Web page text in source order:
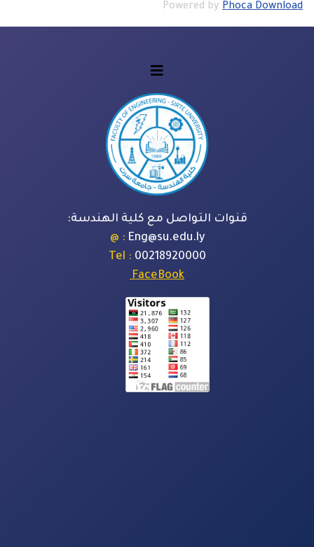
Powered by Phoca Download
قنوات التواصل مع كلية الهندسة:
Eng@su.edu.ly
: @
00218920000
: Tel
FaceBook